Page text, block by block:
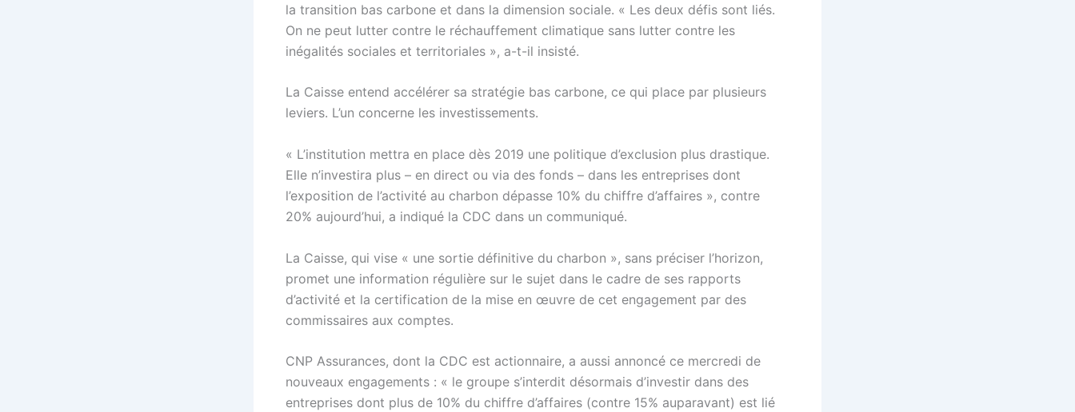
la transition bas carbone et dans la dimension sociale. « Les deux défis sont liés.
On ne peut lutter contre le réchauffement climatique sans lutter contre les
inégalités sociales et territoriales », a-t-il insisté.
La Caisse entend accélérer sa stratégie bas carbone, ce qui place par plusieurs
leviers. L’un concerne les investissements.
« L’institution mettra en place dès 2019 une politique d’exclusion plus drastique.
Elle n’investira plus – en direct ou via des fonds – dans les entreprises dont
l’exposition de l’activité au charbon dépasse 10% du chiffre d’affaires », contre
20% aujourd’hui, a indiqué la CDC dans un communiqué.
La Caisse, qui vise « une sortie définitive du charbon », sans préciser l’horizon,
promet une information régulière sur le sujet dans le cadre de ses rapports
d’activité et la certification de la mise en œuvre de cet engagement par des
commissaires aux comptes.
CNP Assurances, dont la CDC est actionnaire, a aussi annoncé ce mercredi de
nouveaux engagements : « le groupe s’interdit désormais d’investir dans des
entreprises dont plus de 10% du chiffre d’affaires (contre 15% auparavant) est lié